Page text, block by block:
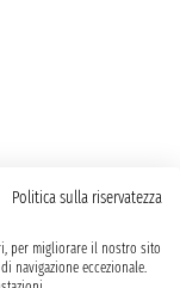
Politica sulla riservatezza
per migliorare il nostro sito
navigazione eccezionale.